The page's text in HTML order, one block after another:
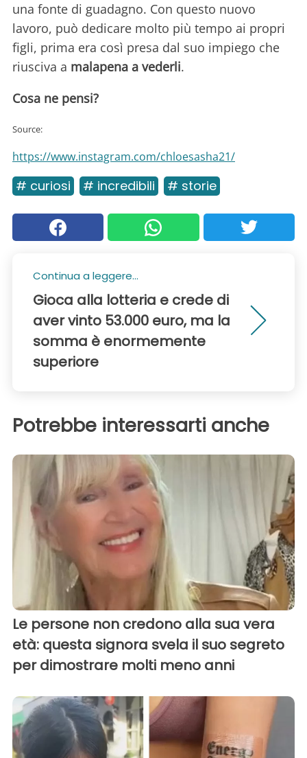
una fonte di guadagno. Con questo nuovo
lavoro, può dedicare molto più tempo ai propri
figli, prima era così presa dal suo impiego che
riusciva a malapena a vederli.
Cosa ne pensi?
Source:
https://www.instagram.com/chloesasha21/
# curiosi # incredibili # storie
Continua a leggere...
Gioca alla lotteria e crede di
aver vinto 53.000 euro, ma la
somma è enormemente
superiore
Potrebbe interessarti anche
Le persone non credono alla sua vera
età: questa signora svela il suo segreto
per dimostrare molti meno anni